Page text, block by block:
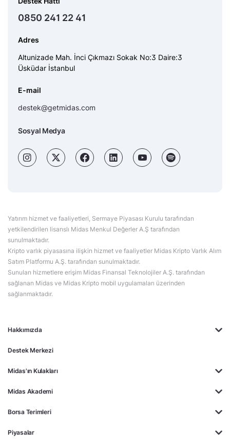
Hakkımızda
Destek Merkezi
Midas'ın Kulakları
Midas Akademi
Borsa Terimleri
Piyasalar
0850 241 22 41
Adres
Altunizade Mah. İnci Çıkmazı Sokak No:3 Daire:3
Üsküdar İstanbul
E-mail
destek@getmidas.com
Sosyal Medya
Yatırım hizmet ve faaliyetleri, Sermaye Piyasası Kurulu tarafından
yetkilendirilen lisanslı Midas Menkul Değerler A.Ş tarafından
sunulmaktadır.
Kripto varlık piyasasına ilişkin hizmet ve faaliyetler Midas Kripto Varlık Alım
Satım Platformu A.Ş. tarafından sunulmaktadır.
Sunulan hizmetlere erişim Midas Finansal Teknolojiler A.Ş. tarafından
sağlanan Midas ve Midas Kripto mobil uygulamaları üzerinden
sağlanmaktadır.